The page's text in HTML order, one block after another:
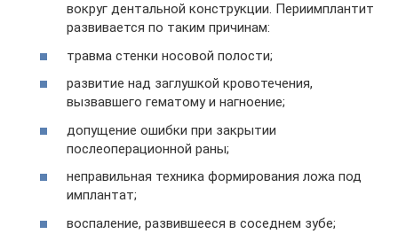
вокруг дентальной конструкции. Периимплантит
развивается по таким причинам:
травма стенки носовой полости;
развитие над заглушкой кровотечения,
вызвавшего гематому и нагноение;
допущение ошибки при закрытии
послеоперационной раны;
неправильная техника формирования ложа под
имплантат;
воспаление, развившееся в соседнем зубе;